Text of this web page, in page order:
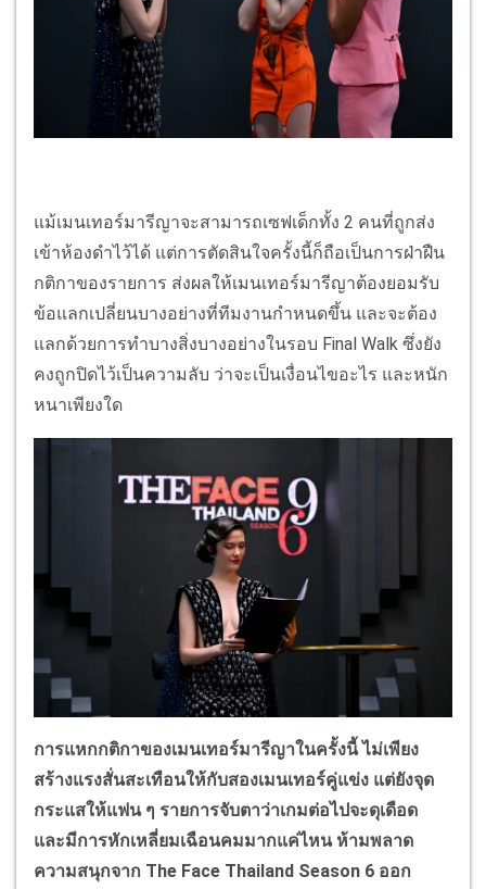
แม้เมนเทอร์มารีญาจะสามารถเซฟเด็กทั้ง 2 คนที่ถูกส่ง
เข้าห้องดำไว้ได้ แต่การตัดสินใจครั้งนี้ก็ถือเป็นการฝ่าฝืน
กติกาของรายการ ส่งผลให้เมนเทอร์มารีญาต้องยอมรับ
ข้อแลกเปลี่ยนบางอย่างที่ทีมงานกำหนดขึ้น และจะต้อง
แลกด้วยการทำบางสิ่งบางอย่างในรอบ Final Walk ซึ่งยัง
คงถูกปิดไว้เป็นความลับ ว่าจะเป็นเงื่อนไขอะไร และหนัก
หนาเพียงใด
การแหกกติกาของเมนเทอร์มารีญาในครั้งนี้ ไม่เพียง
สร้างแรงสั่นสะเทือนให้กับสองเมนเทอร์คู่แข่ง แต่ยังจุด
กระแสให้แฟน ๆ รายการจับตาว่าเกมต่อไปจะดุเดือด
และมีการหักเหลี่ยมเฉือนคมมากแค่ไหน ห้ามพลาด
ความสนุกจาก The Face Thailand Season 6 ออก